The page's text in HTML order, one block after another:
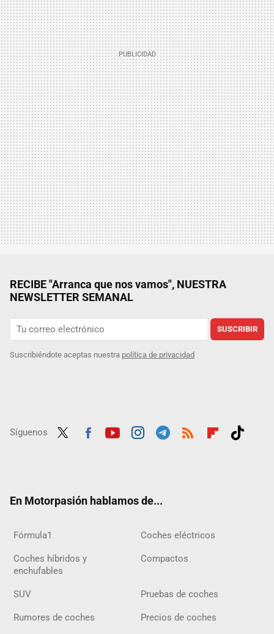
RECIBE "Arranca que nos vamos", NUESTRA
NEWSLETTER SEMANAL
SUSCRIBIR
Suscribiéndote aceptas nuestra política de privacidad
Síguenos
En Motorpasión hablamos de...
Fórmula1 Coches eléctricos
Coches híbridos y
enchufables
Compactos
SUV Pruebas de coches
Rumores de coches Precios de coches